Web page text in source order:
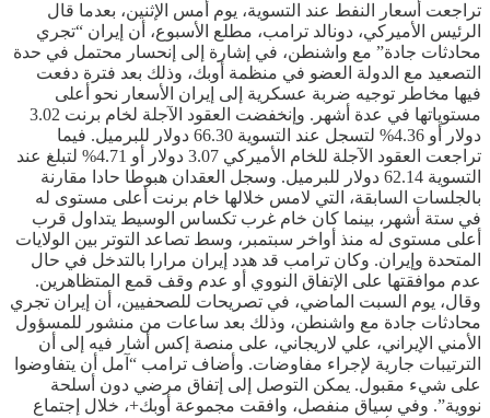
تراجعت أسعار النفط عند التسوية، يوم أمس الإثنين، بعدما قال
الرئيس الأميركي، دونالد ترامب، مطلع الأسبوع، أن إيران “تجري
محادثات جادة” مع واشنطن، في إشارة إلى إنحسار محتمل في حدة
التصعيد مع الدولة العضو في منظمة أوبك، وذلك بعد فترة دفعت
فيها مخاطر توجيه ضربة عسكرية إلى إيران الأسعار نحو أعلى
مستوياتها في عدة أشهر. وإنخفضت العقود الآجلة لخام برنت 3.02
دولار أو 4.36% لتسجل عند التسوية 66.30 دولار للبرميل. فيما
تراجعت العقود الآجلة للخام الأميركي 3.07 دولار أو 4.71% لتبلغ عند
التسوية 62.14 دولار للبرميل. وسجل العقدان هبوطا حادا مقارنة
بالجلسات السابقة، التي لامس خلالها خام برنت أعلى مستوى له
في ستة أشهر، بينما كان خام غرب تكساس الوسيط يتداول قرب
أعلى مستوى له منذ أواخر سبتمبر، وسط تصاعد التوتر بين الولايات
المتحدة وإيران. وكان ترامب قد هدد إيران مرارا بالتدخل في حال
عدم موافقتها على الإتفاق النووي أو عدم وقف قمع المتظاهرين.
وقال، يوم السبت الماضي، في تصريحات للصحفيين، أن إيران تجري
محادثات جادة مع واشنطن، وذلك بعد ساعات من منشور للمسؤول
الأمني الإيراني، علي لاريجاني، على منصة إكس أشار فيه إلى أن
الترتيبات جارية لإجراء مفاوضات. وأضاف ترامب “آمل أن يتفاوضوا
على شيء مقبول. يمكن التوصل إلى إتفاق مرضي دون أسلحة
نووية”. وفي سياق منفصل، وافقت مجموعة أوبك+، خلال إجتماع